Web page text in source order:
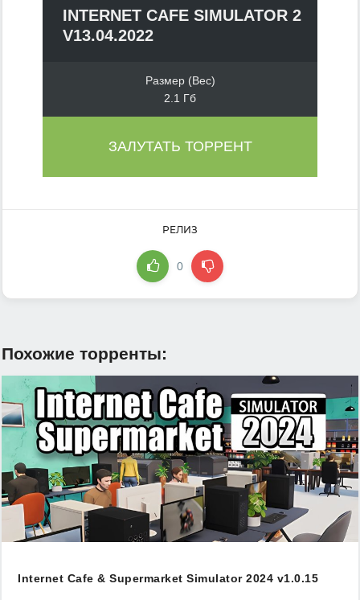
INTERNET CAFE SIMULATOR 2
V13.04.2022
Размер (Вес)
2.1 Гб
ЗАЛУТАТЬ ТОРРЕНТ
РЕЛИЗ
0
Похожие торренты:
Internet Cafe & Supermarket Simulator 2024 v1.0.15